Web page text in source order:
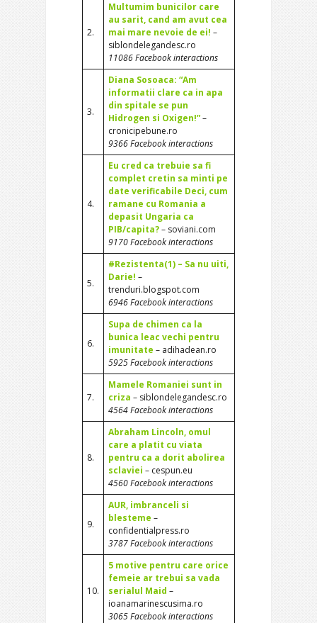
2.
Multumim bunicilor care
au sarit, cand am avut cea
mai mare nevoie de ei! –
siblondelegandesc.ro
11086 Facebook interactions
3.
Diana Sosoaca: “Am
informatii clare ca in apa
din spitale se pun
Hidrogen si Oxigen!”–
cronicipebune.ro
9366 Facebook interactions
4.
Eu cred ca trebuie sa fi
complet cretin sa minti pe
date verificabile Deci, cum
ramane cu Romania a
depasit Ungaria ca
PIB/capita?– soviani.com
9170 Facebook interactions
5.
#Rezistenta(1) – Sa nu uiti,
Darie! –
trenduri.blogspot.com
6946 Facebook interactions
6.
Supa de chimen ca la
bunica leac vechi pentru
imunitate – adihadean.ro
5925 Facebook interactions
7.
Mamele Romaniei sunt in
criza – siblondelegandesc.ro
4564 Facebook interactions
8.
Abraham Lincoln, omul
care a platit cu viata
pentru ca a dorit abolirea
sclaviei – cespun.eu
4560 Facebook interactions
9.
AUR, imbranceli si
blesteme –
confidentialpress.ro
3787 Facebook interactions
10.
5 motive pentru care orice
femeie ar trebui sa vada
serialul Maid –
ioanamarinescusima.ro
3065 Facebook interactions